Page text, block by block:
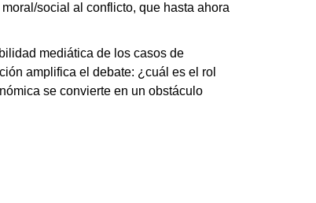
social al conflicto, que hasta ahora
mediática de los casos de
amplifica el debate: ¿cuál es el rol
se convierte en un obstáculo